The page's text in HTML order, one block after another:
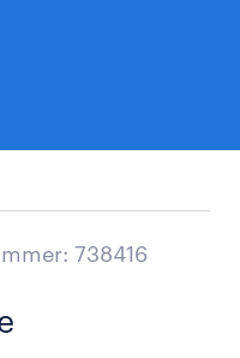
738416